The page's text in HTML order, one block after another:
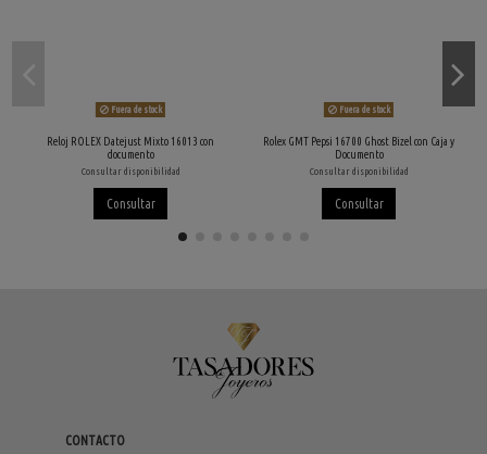
Fuera de stock
Reloj ROLEX Datejust Mixto 16013 con
documento
Consultar disponibilidad
Consultar
Fuera de stock
Rolex GMT Pepsi 16700 Ghost Bizel con Caja y
Documento
Consultar disponibilidad
Consultar
CONTACTO